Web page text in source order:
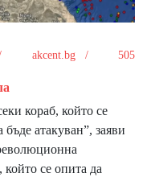
/ akcent.bg / 505
кораб, който се
атакуван”, заяви
се опита да